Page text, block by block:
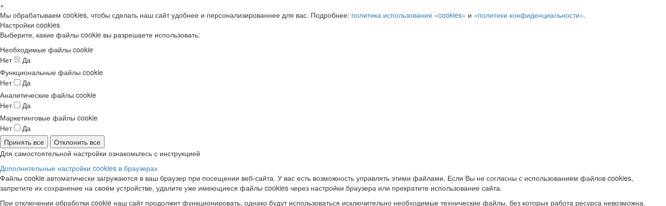
×
Мы обрабатываем cookies, чтобы сделать наш сайт удобнее и персонализированнее для вас. Подробнее: политика использования «cookies» и «политики конфиденциальности».
Настройки cookies
Выберите, какие файлы cookie вы разрешаете использовать:
Необходимые файлы cookie
Нет
Да
Функциональные файлы cookie
Нет
Да
Аналитические файлы cookie
Нет
Да
Маркетинговые файлы cookie
Нет
Да
Принять все
Отклонить все
Для самостоятельной настройки ознакомьтесь с инструкцией
Дополнительные настройки cookies в браузерах
Файлы cookie автоматически загружаются в ваш браузер при посещении веб-сайта. У вас есть возможность управлять этими файлами. Если Вы не согласны с использованием файлов cookies,
запретите их сохранение на своём устройстве, удалите уже имеющиеся файлы cookies через настройки браузера или прекратите использование сайта.
При отключении обработки cookie наш сайт продолжит функционировать, однако будут использоваться исключительно необходимые технические файлы, без которых работа ресурса невозможна.